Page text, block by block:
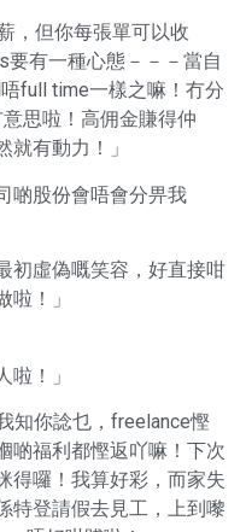
，但你每張單可以收
要有一種心態－－－當自
full time一樣之嘛！冇分
思啦！高佣金賺得仲
有動力！」
啲股份會唔會分畀我
初虛偽嘅笑容，好直接咁
！」
！」
知你諗乜，freelance慳
啲福利都慳返吖嘛！下次
得囉！我算好彩，而家失
特登請假去見工，上到嚟